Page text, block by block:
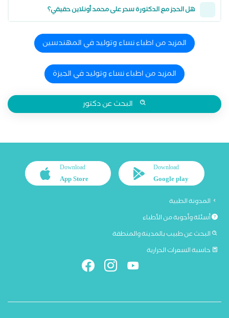
هل الحجز مع الدكتورة سحر على محمد أونلاين حقيقي؟
المزيد من اطباء نساء وتوليد في المهندسين
المزيد من اطباء نساء وتوليد في الجيزة
البحث عن دكتور
Download
Google play
Download
App Store
المدونة الطبية
أسئلة وأجوبة من الأطباء
البحث عن طبيب بالمدينة والمنطقة
حاسبة السعرات الحرارية